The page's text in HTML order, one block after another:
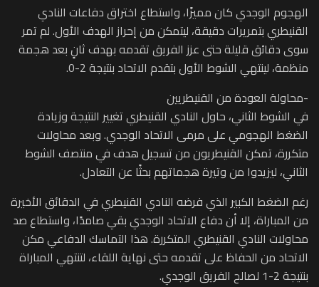
الهجوم الوجدي كان مميزًا، واستطاع اختراق دفاعات النادي
القنيطري بتمريرات دقيقة، ليتمكن من إحراز الهدف الأول. لم تمر
سوى دقائق قليلة حتى عزز الفريق تقدمه بهدف ثانٍ بعد هجمة
منظمة، لينتهي الشوط الأول بتقدم الاتحاد بنتيجة 2-0.
-محاولة العودة من القنيطريين
في الشوط الثاني، حاول النادي القنيطري تغيير النتيجة وزيادة
الضغط الهجومي على مرمى الاتحاد الوجدي. وبعد محاولات
متكررة، تمكن القنيطريون من تسجيل هدف في منتصف الشوط
الثاني، ليزيدوا من وتيرة هجماتهم بحثًا عن التعادل.
رغم الضغط الكبير الذي فرضه النادي القنيطري في الدقائق الأخيرة
من المباراة، إلا أن دفاع الاتحاد الوجدي بقي صامدًا، واستطاع صد
محاولات النادي القنيطري المتكررة. هذا التماسك الدفاعي مكن
الاتحاد من الحفاظ على تقدمه حتى نهاية اللقاء، لتنتهي المباراة
بنتيجة 2-1 لصالح الفريق الوجدي.